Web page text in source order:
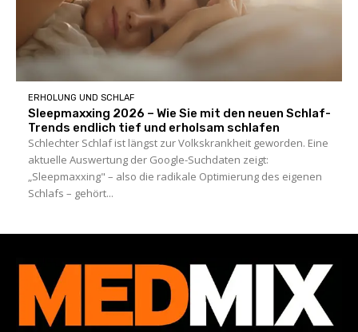
ERHOLUNG UND SCHLAF
Sleepmaxxing 2026 – Wie Sie mit den neuen Schlaf-
Trends endlich tief und erholsam schlafen
Schlechter Schlaf ist längst zur Volkskrankheit geworden. Eine
aktuelle Auswertung der Google-Suchdaten zeigt:
„Sleepmaxxing" – also die radikale Optimierung des eigenen
Schlafs – gehört...